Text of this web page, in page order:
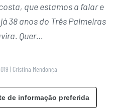
que estamos a falar e
38 anos do Três Palmeiras
Quer…
| Cristina Mendonça
de informação preferida